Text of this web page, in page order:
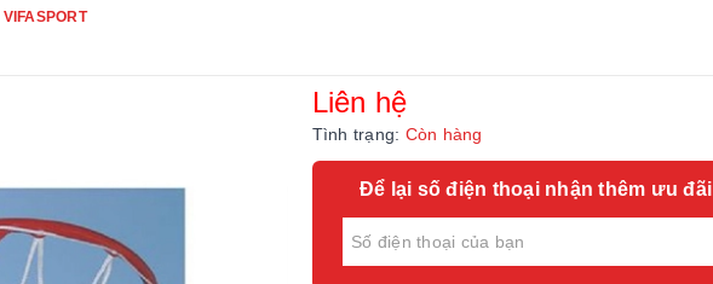
VIFASPORT
Liên hệ
Tình trạng: Còn hàng
Để lại số điện thoại nhận thêm ưu đãi